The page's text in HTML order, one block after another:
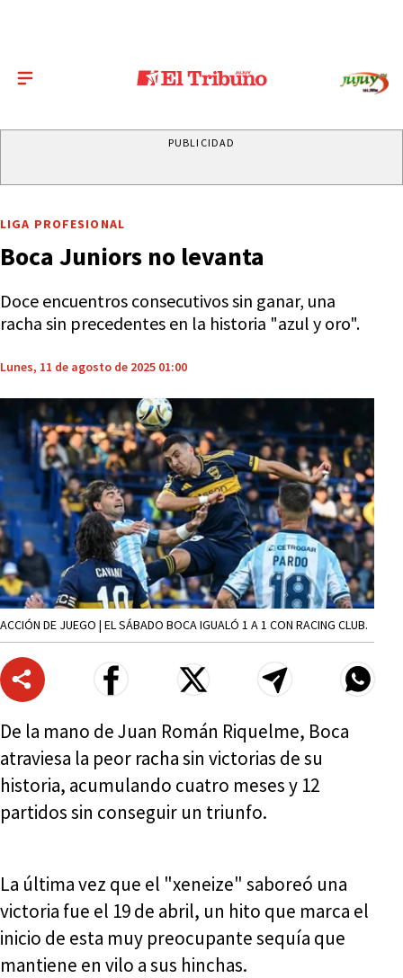
PUBLICIDAD
LIGA PROFESIONAL
Boca Juniors no levanta
Doce encuentros consecutivos sin ganar, una
racha sin precedentes en la historia "azul y oro".
Lunes, 11 de agosto de 2025 01:00
ACCIÓN DE JUEGO | EL SÁBADO BOCA IGUALÓ 1 A 1 CON RACING CLUB.
De la mano de Juan Román Riquelme, Boca
atraviesa la peor racha sin victorias de su
historia, acumulando cuatro meses y 12
partidos sin conseguir un triunfo.
La última vez que el "xeneize" saboreó una
victoria fue el 19 de abril, un hito que marca el
inicio de esta muy preocupante sequía que
mantiene en vilo a sus hinchas.